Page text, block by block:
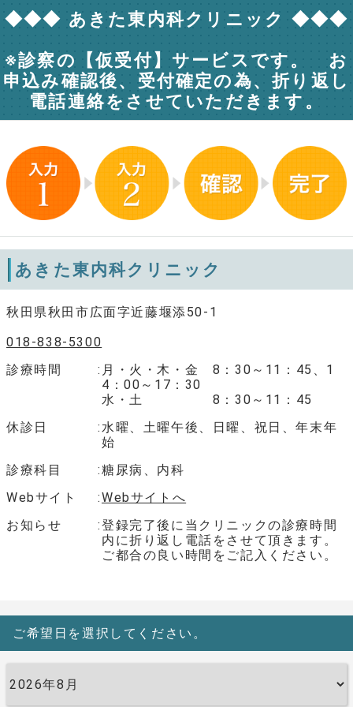
◆◆◆ あきた東内科クリニック ◆◆◆
※診察の【仮受付】サービスです。 お
申込み確認後、受付確定の為、折り返し
電話連絡をさせていただきます。
あきた東内科クリニック
秋田県秋田市広面字近藤堰添50-1
018-838-5300
診療時間
月・火・木・金 8：30～11：45、1
4：00～17：30
水・土 8：30～11：45
休診日
水曜、土曜午後、日曜、祝日、年末年
始
診療科目
糖尿病、内科
Webサイト
Webサイトへ
お知らせ
登録完了後に当クリニックの診療時間
内に折り返し電話をさせて頂きます。
ご都合の良い時間をご記入ください。
ご希望日を選択してください。